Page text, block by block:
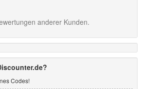
anderer Kunden.
Codes!